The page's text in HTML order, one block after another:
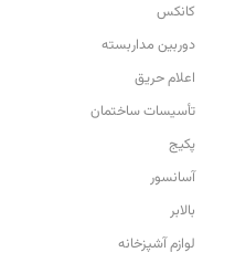
کانکس
دوربین مداربسته
اعلام حریق
تأسیسات ساختمان
پکیج
آسانسور
بالابر
لوازم آشپزخانه